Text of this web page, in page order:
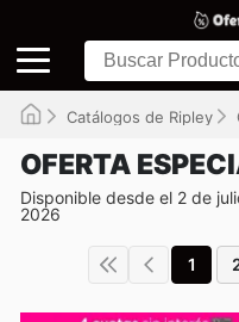
Catálogos de Ripley
OFERTA
Disponible desde el 2 de
2026
1